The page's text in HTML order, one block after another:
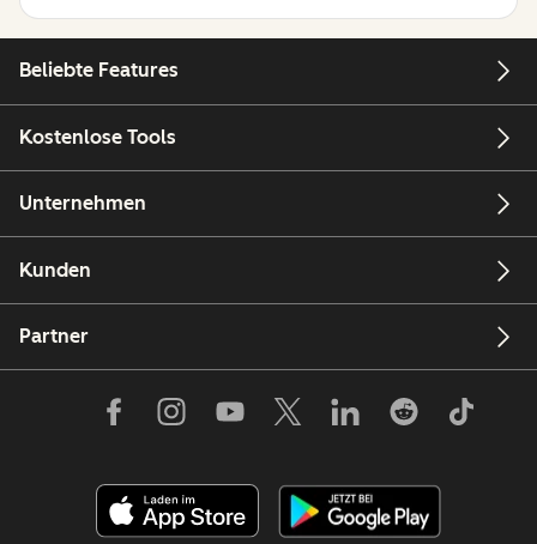
Beliebte Features
Kostenlose Tools
Unternehmen
Kunden
Partner